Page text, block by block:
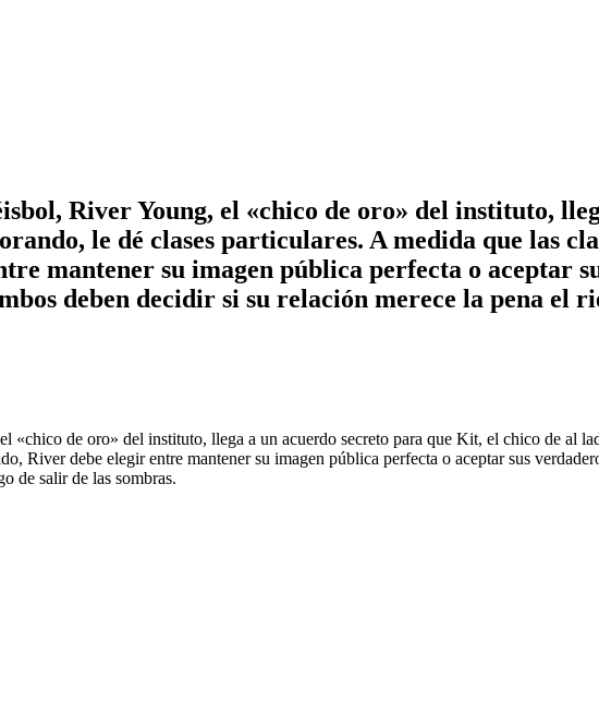
River Young, el «chico de oro» del instituto,
le dé clases particulares. A medida que las
mantener su imagen pública perfecta o aceptar
deben decidir si su relación merece la pena el
«chico de oro» del instituto, llega a un acuerdo secreto para que Kit, el chico de al
River debe elegir entre mantener su imagen pública perfecta o aceptar sus
de salir de las sombras.